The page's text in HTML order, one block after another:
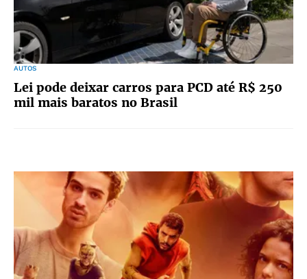
AUTOS
Lei pode deixar carros para PCD até R$ 250
mil mais baratos no Brasil